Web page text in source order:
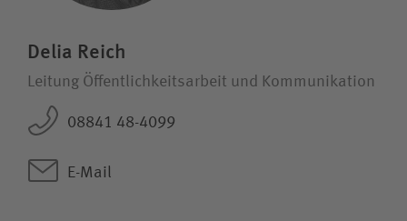
Delia Reich
Leitung Öffentlichkeitsarbeit und Kommunikation
08841 48-4099
E-Mail